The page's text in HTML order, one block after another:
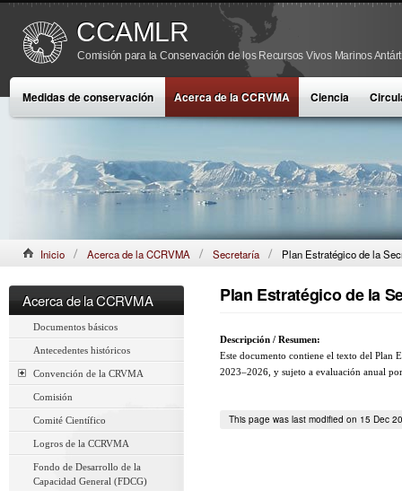
CCAMLR
Comisión para la Conservación de los Recursos Vivos Marinos
Medidas de conservación Acerca de la CCRVMA Ciencia
Inicio Acerca de la CCRVMA Secretaría Plan Estratégico de la
Acerca de la CCRVMA
Documentos básicos
Antecedentes históricos
Convención de la CRVMA
Comisión
Comité Científico
Logros de la CCRVMA
Fondo de Desarrollo de la
Capacidad General (FDCG)
Plan Estratégico de la
Descripción / Resumen:
Este documento contiene el texto del Plan
2023–2026, y sujeto a evaluación anual
This page was last modified on 15 Dec